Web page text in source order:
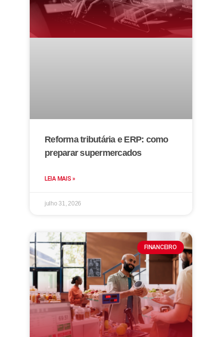
Reforma tributária e ERP: como
preparar supermercados
LEIA MAIS »
julho 31, 2026
FINANCEIRO